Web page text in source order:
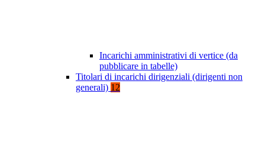
Incarichi amministrativi di vertice (da
pubblicare in tabelle)
Titolari di incarichi dirigenziali (dirigenti non
generali) 12